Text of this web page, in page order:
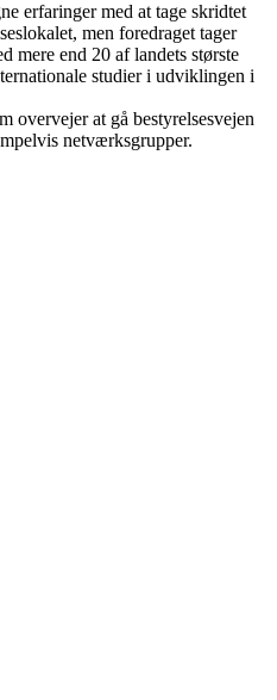
erfaringer med at tage skridtet
men foredraget tager
mere end 20 af landets største
studier i udviklingen i
overvejer at gå bestyrelsesvejen
netværksgrupper.